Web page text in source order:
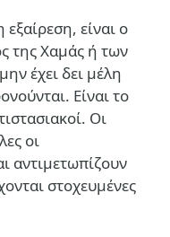
είναι ο
της Χαμάς ή των
έχει δει μέλη
Είναι το
Οι
οι
αντιμετωπίζουν
στοχευμένες